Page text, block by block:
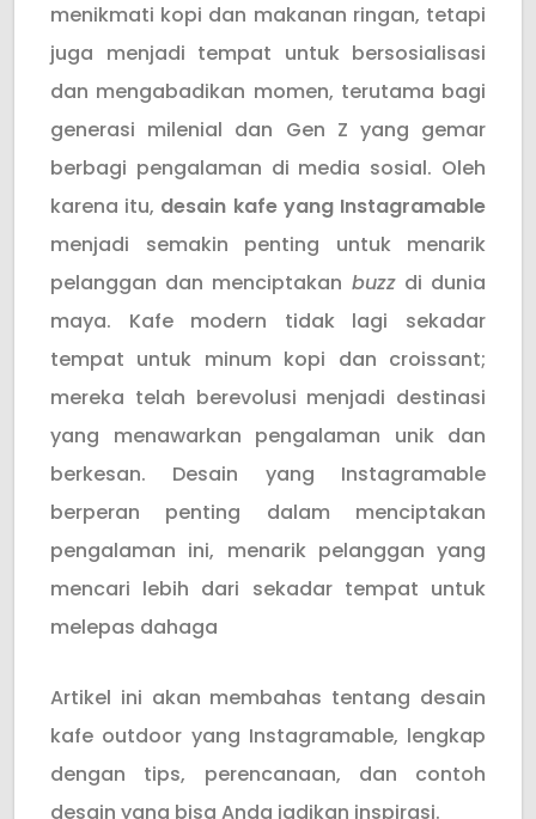
menikmati kopi dan makanan ringan, tetapi
juga menjadi tempat untuk bersosialisasi
dan mengabadikan momen, terutama bagi
generasi milenial dan Gen Z yang gemar
berbagi pengalaman di media sosial. Oleh
karena itu, desain kafe yang Instagramable
menjadi semakin penting untuk menarik
pelanggan dan menciptakan buzzdi dunia
maya. Kafe modern tidak lagi sekadar
tempat untuk minum kopi dan croissant;
mereka telah berevolusi menjadi destinasi
yang menawarkan pengalaman unik dan
berkesan. Desain yang Instagramable
berperan penting dalam menciptakan
pengalaman ini, menarik pelanggan yang
mencari lebih dari sekadar tempat untuk
melepas dahaga
Artikel ini akan membahas tentang desain
kafe outdoor yang Instagramable, lengkap
dengan tips, perencanaan, dan contoh
desain yang bisa Anda jadikan inspirasi.
Desain cafe outdoor
Penggunaan lampu
Spot foto